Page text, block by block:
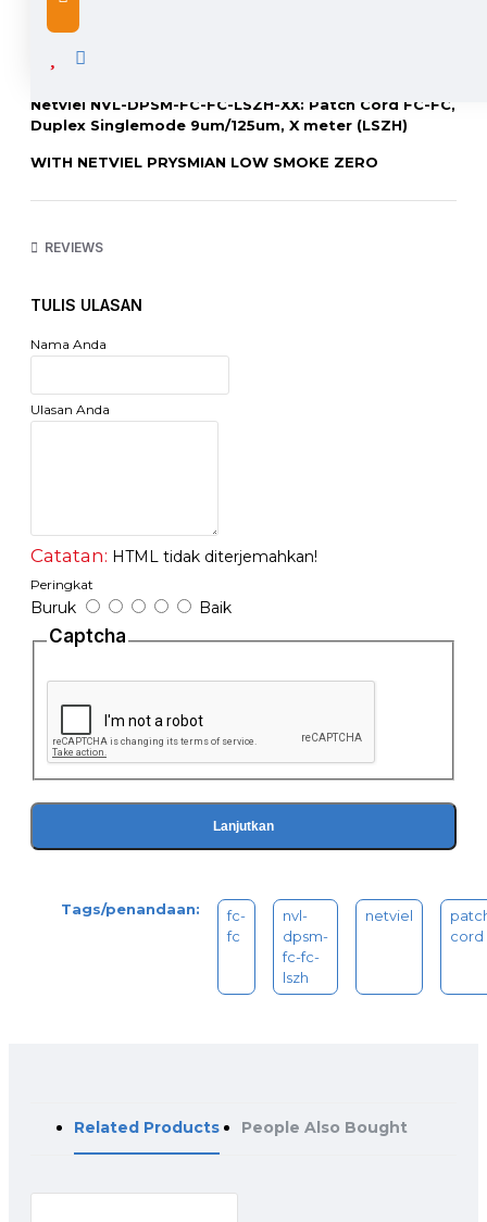
DESCRIPTION
Netviel NVL-DPSM-FC-FC-LSZH-XX: Patch Cord FC-FC,
Duplex Singlemode 9um/125um, X meter (LSZH)
WITH NETVIEL PRYSMIAN LOW SMOKE ZERO
NB: Ukuran Patch Cord diatas 10 Meter, Harap
harga
REVIEWS
TULIS ULASAN
Nama Anda
Ulasan Anda
Catatan: HTML tidak diterjemahkan!
Peringkat
Buruk Baik
Captcha
Lanjutkan
Tags/penandaan:
fc-
fc
nvl-
dpsm-
fc-fc-
lszh
netviel
cord
Related Products People Also Bought